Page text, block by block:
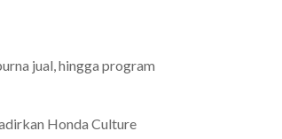
jual, hingga program
Honda Culture